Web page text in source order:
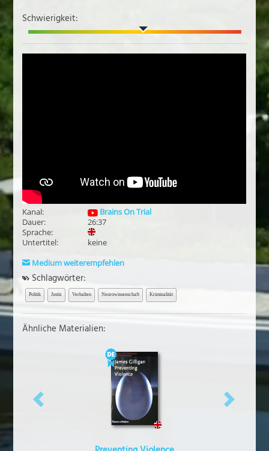
Schwierigkeit:
Kanal:
Brains On Trial
Dauer:
26:37
Sprache:
Untertitel:
keine
Medium weiterempfehlen
Schlagwörter:
Politik Justiz Verhalten Neurowissenschaft Kriminalität
Ähnliche Materialien:
vorheriges